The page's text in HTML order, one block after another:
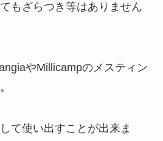
もざらつき等はありません
やMillicampのメスティン
て使い出すことが出来ま